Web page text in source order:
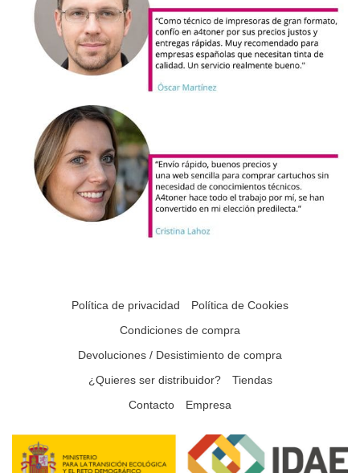
Política de privacidad
Política de Cookies
Condiciones de compra
Devoluciones / Desistimiento de compra
¿Quieres ser distribuidor?
Tiendas
Contacto
Empresa